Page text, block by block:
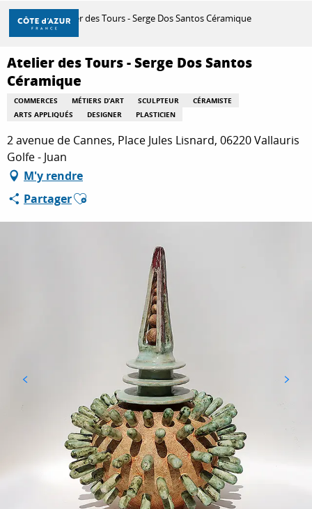
Aller
contenu
principal
DÉCOUVRIR
À FAIRE
SÉJOURNER
Accueil Atelier des Tours - Serge Dos Santos Céramique
Atelier des Tours - Serge Dos Santos
Céramique
COMMERCES MÉTIERS D’ART SCULPTEUR
CÉRAMISTE
ARTS APPLIQUÉS
DESIGNER PLASTICIEN
2 avenue de Cannes, Place Jules Lisnard, 06220 Vallauris
Golfe - Juan
M'y rendre
PartagerAjouter aux favoris